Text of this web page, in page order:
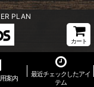
PLAN
カート
案内
最近チェックしたアイ
テム